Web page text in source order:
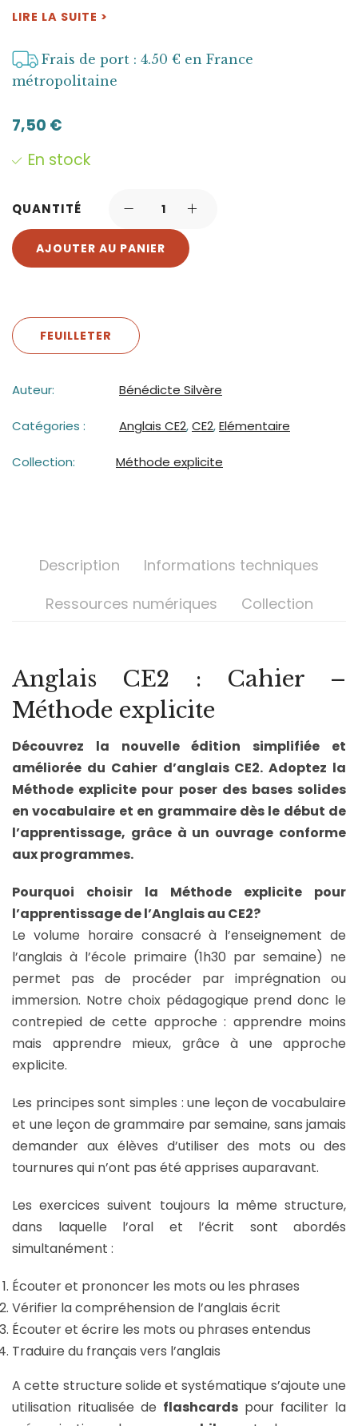
LIRE LA SUITE >
Frais de port : 4.50 € en France
métropolitaine
7,50 €
En stock
QUANTITÉ
AJOUTER AU PANIER
FEUILLETER
Auteur: Bénédicte Silvère
Catégories : Anglais CE2,CE2,Elémentaire
Collection: Méthode explicite
Description
Informations techniques
Ressources numériques
Collection
Anglais CE2 : Cahier –
Méthode explicite
Découvrez la nouvelle édition simplifiée et
améliorée du Cahier d’anglais CE2. Adoptez la
Méthode explicite pour poser des bases solides
en vocabulaire et en grammaire dès le début de
l’apprentissage, grâce à un ouvrage conforme
aux programmes.
Pourquoi choisir la Méthode explicite pour
l’apprentissage de l’Anglais au CE2?
Le volume horaire consacré à l’enseignement de
l’anglais à l’école primaire (1h30 par semaine) ne
permet pas de procéder par imprégnation ou
immersion. Notre choix pédagogique prend donc le
contrepied de cette approche : apprendre moins
mais apprendre mieux, grâce à une approche
explicite.
Les principes sont simples : une leçon de vocabulaire
et une leçon de grammaire par semaine, sans jamais
demander aux élèves d’utiliser des mots ou des
tournures qui n’ont pas été apprises auparavant.
Les exercices suivent toujours la même structure,
dans laquelle l’oral et l’écrit sont abordés
simultanément :
Écouter et prononcer les mots ou les phrases
Vérifier la compréhension de l’anglais écrit
Écouter et écrire les mots ou phrases entendus
Traduire du français vers l’anglais
A cette structure solide et systématique s’ajoute une
utilisation ritualisée de flashcards pour faciliter la